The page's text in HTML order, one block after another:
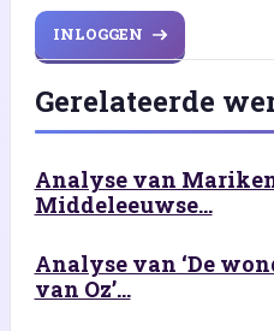
INLOGGEN
Gerelateerde
Analyse van
Middeleeuwse...
Analyse van ‘De
van Oz’...